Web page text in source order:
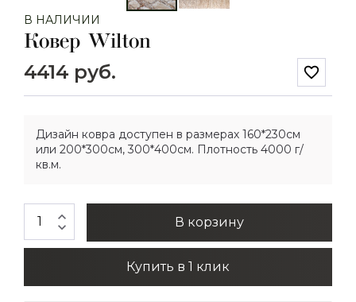
В НАЛИЧИИ
Ковер Wilton
4414 руб. favorite_border
Дизайн ковра доступен в размерах 160*230см
или 200*300см, 300*400см. Плотность 4000 г/
кв.м.
expand_less
expand_more В корзину
Купить в 1 клик